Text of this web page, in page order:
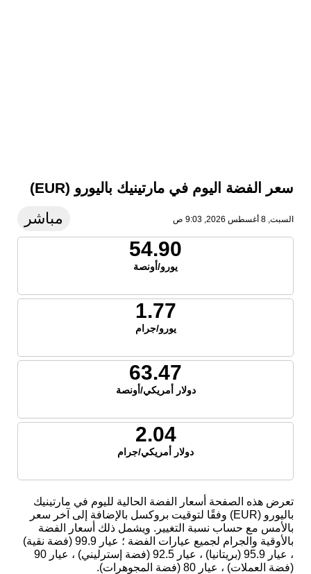
سعر الفضة اليوم في مارتينيك باليورو (EUR)
السبت, 8 أغسطس 2026, 9:03 ص مباشر
54.90
يورو/أونصة
1.77
يورو/جرام
63.47
دولار أمريكي/أونصة
2.04
دولار أمريكي/جرام
تعرض هذه الصفحة أسعار الفضة الحالية لليوم في مارتينيك
باليورو (EUR) وفقًا لتوقيت بروكسل بالإضافة إلى آخر سعر
بالأمس مع حساب نسبة التغيير. ويشمل ذلك أسعار الفضة
بالأوقية والجرام لجميع عيارات الفضة ؛ عيار 99.9 (فضة نقية)
، عيار 95.9 (بريتانيا) ، عيار 92.5 (فضة إسترليني) ، عيار 90
(فضة العملات) ، عيار 80 (فضة المجوهرات).